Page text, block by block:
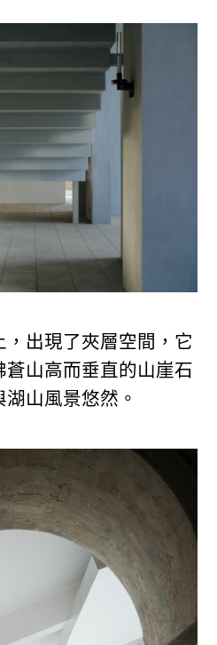
出現了夾層空間，它
山高而垂直的山崖石
山風景悠然。